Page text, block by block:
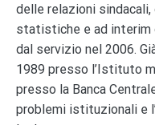
delle relazioni
statistiche e ad interim
dal servizio nel 2006.
1989 presso l’Istituto
presso la Banca
problemi istituzionali e